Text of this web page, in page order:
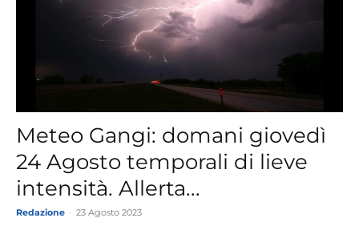
Meteo Gangi: domani giovedì
24 Agosto temporali di lieve
intensità. Allerta...
Redazione 23 Agosto 2023